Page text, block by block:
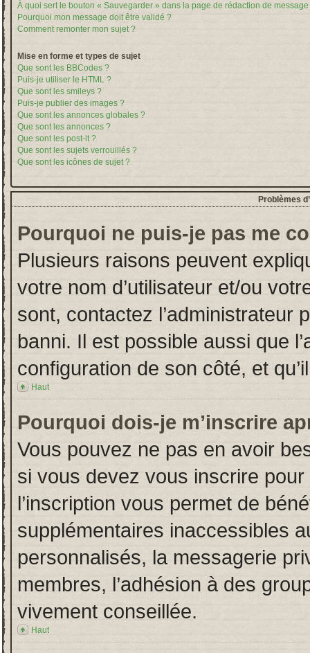
À quoi sert le bouton « Sauvegarder » dans la page de rédaction de message
Pourquoi mon message doit être validé ?
Comment remonter mon sujet ?
Mise en forme et types de sujet
Que sont les BBCodes ?
Puis-je utiliser le HTML ?
Que sont les smileys ?
Puis-je publier des images ?
Que sont les annonces globales ?
Que sont les annonces ?
Que sont les post-it ?
Que sont les sujets verrouillés ?
Que sont les icônes de sujet ?
Problèmes
Pourquoi ne puis-je pas me
Plusieurs raisons peuvent
votre nom d’utilisateur et/ou
sont, contactez l’administrateur
banni. Il est possible aussi que
configuration de son côté, et
Haut
Pourquoi dois-je m’inscrire
Vous pouvez ne pas en avoir
si vous devez vous inscrire
l’inscription vous permet de
supplémentaires inaccessibles
personnalisés, la messagerie
membres, l’adhésion à des
vivement conseillée.
Haut